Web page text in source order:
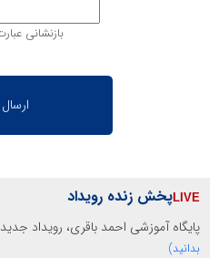
بازنشانی
پخش زنده رویداد
پایگاه آموزشی احمد باقری، رویداد
بدانید)